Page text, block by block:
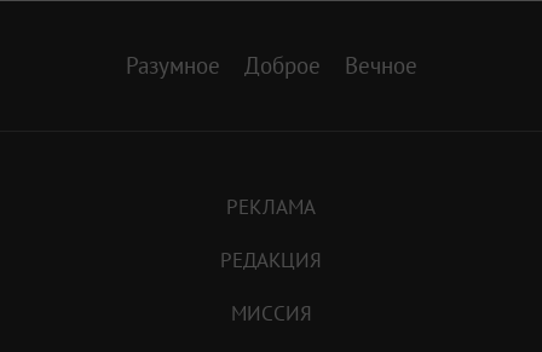
Разумное Доброе Вечное
РЕКЛАМА
РЕДАКЦИЯ
МИССИЯ